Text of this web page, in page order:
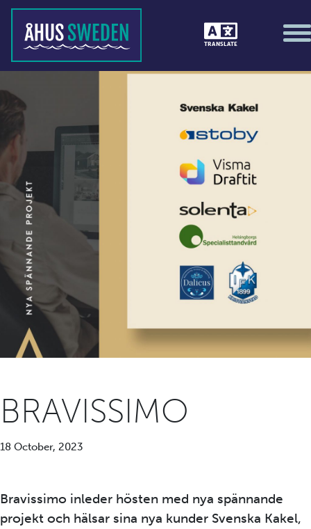
TRANSLATE
BRAVISSIMO
18 October, 2023
Bravissimo inleder hösten med nya spännande
projekt och hälsar sina nya kunder Svenska Kakel,